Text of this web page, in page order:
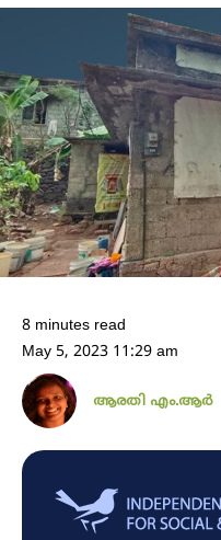
8 minutes read
May 5, 2023 11:29 am
ആരതി എം.ആർ